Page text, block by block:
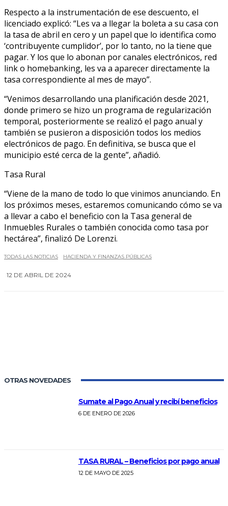
Respecto a la instrumentación de ese descuento, el
licenciado explicó: “Les va a llegar la boleta a su casa con
la tasa de abril en cero y un papel que lo identifica como
‘contribuyente cumplidor’, por lo tanto, no la tiene que
pagar. Y los que lo abonan por canales electrónicos, red
link o homebanking, les va a aparecer directamente la
tasa correspondiente al mes de mayo”.
“Venimos desarrollando una planificación desde 2021,
donde primero se hizo un programa de regularización
temporal, posteriormente se realizó el pago anual y
también se pusieron a disposición todos los medios
electrónicos de pago. En definitiva, se busca que el
municipio esté cerca de la gente”, añadió.
Tasa Rural
“Viene de la mano de todo lo que vinimos anunciando. En
los próximos meses, estaremos comunicando cómo se va
a llevar a cabo el beneficio con la Tasa general de
Inmuebles Rurales o también conocida como tasa por
hectárea”, finalizó De Lorenzi.
TODAS LAS NOTICIAS HACIENDA Y FINANZAS PÚBLICAS
12 DE ABRIL DE 2024
OTRAS NOVEDADES
Sumate al Pago Anual y recibí beneficios
6 DE ENERO DE 2026
TASA RURAL – Beneficios por pago anual
12 DE MAYO DE 2025